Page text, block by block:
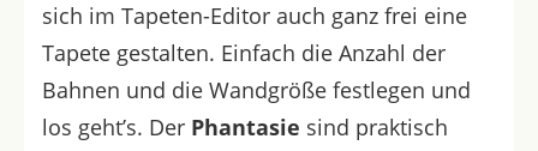
sich im Tapeten-Editor auch ganz frei eine
Tapete gestalten. Einfach die Anzahl der
Bahnen und die Wandgröße festlegen und
los geht’s. Der Phantasie sind praktisch